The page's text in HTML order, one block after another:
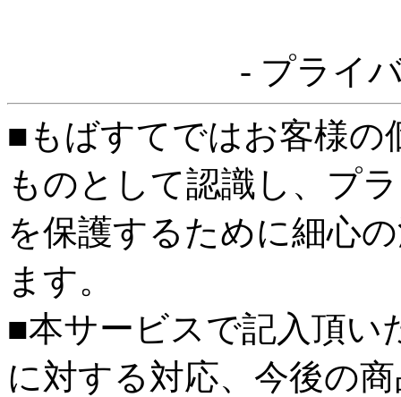
- プライ
■もばすてではお客様の
ものとして認識し、プ
を保護するために細心
ます。
■本サービスで記入頂い
に対する対応、今後の